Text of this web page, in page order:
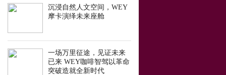
沉浸自然人文空间，WEY
摩卡演绎未来座舱
一场万里征途，见证未来
已来 WEY咖啡智驾以革命
突破造就全新时代